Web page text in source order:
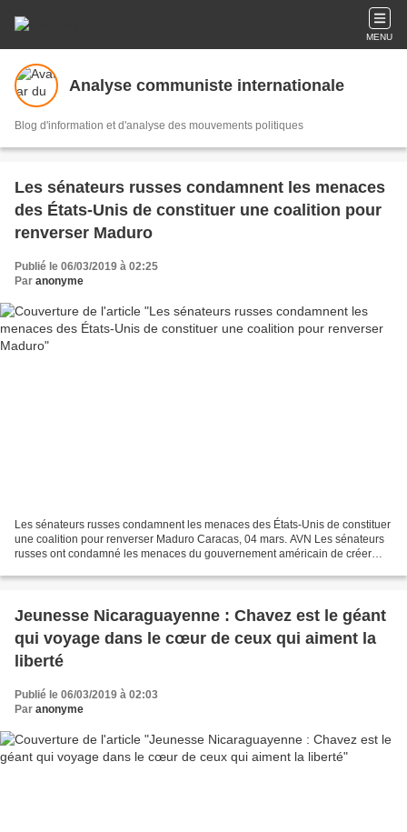
MENU
Analyse communiste internationale
Blog d'information et d'analyse des mouvements politiques
Les sénateurs russes condamnent les menaces
des États-Unis de constituer une coalition pour
renverser Maduro
Publié le 06/03/2019 à 02:25
Par anonyme
Les sénateurs russes condamnent les menaces des États-Unis de constituer
une coalition pour renverser Maduro Caracas, 04 mars. AVN Les sénateurs
russes ont condamné les menaces du gouvernement américain de créer
Jeunesse Nicaraguayenne : Chavez est le géant
qui voyage dans le cœur de ceux qui aiment la
liberté
Publié le 06/03/2019 à 02:03
Par anonyme